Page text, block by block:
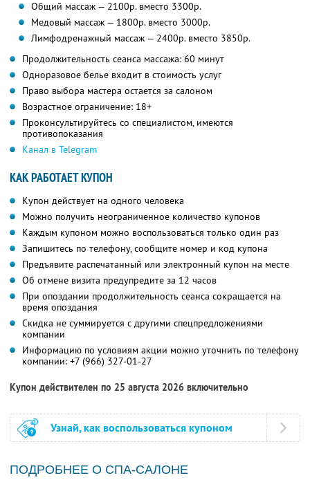
Общий массаж — 2100р. вместо 3300р.
Медовый массаж — 1800р. вместо 3000р.
Лимфодренажный массаж — 2400р. вместо 3850р.
Продолжительность сеанса массажа: 60 минут
Одноразовое белье входит в стоимость услуг
Право выбора мастера остается за салоном
Возрастное ограничение: 18+
Проконсультируйтесь со специалистом, имеются
противопоказания
Канал в Telegram
КАК РАБОТАЕТ КУПОН
Купон действует на одного человека
Можно получить неограниченное количество купонов
Каждым купоном можно воспользоваться только один раз
Запишитесь по телефону, сообщите номер и код купона
Предъявите распечатанный или электронный купон на месте
Об отмене визита предупредите за 12 часов
При опоздании продолжительность сеанса сокращается на
время опоздания
Скидка не суммируется с другими спецпредложениями
компании
Информацию по условиям акции можно уточнить по телефону
компании: +7 (966) 327-01-27
Купон действителен по 25 августа 2026 включительно
Узнай, как воспользоваться купоном
ПОДРОБНЕЕ О СПА-САЛОНЕ